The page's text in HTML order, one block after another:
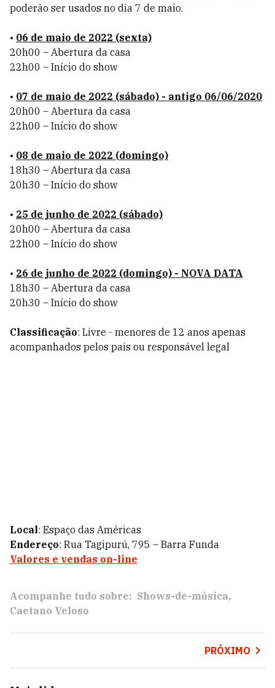
poderão ser usados no dia 7 de maio.
• 06 de maio de 2022 (sexta)
20h00 – Abertura da casa
22h00 – Início do show
• 07 de maio de 2022 (sábado) - antigo 06/06/2020
20h00 – Abertura da casa
22h00 – Início do show
• 08 de maio de 2022 (domingo)
18h30 – Abertura da casa
20h30 – Início do show
• 25 de junho de 2022 (sábado)
20h00 – Abertura da casa
22h00 – Início do show
• 26 de junho de 2022 (domingo) - NOVA DATA
18h30 – Abertura da casa
20h30 – Início do show
Classificação: Livre - menores de 12 anos apenas
acompanhados pelos pais ou responsável legal
Local: Espaço das Américas
Endereço: Rua Tagipurú, 795 – Barra Funda
Valores e vendas on-line
Acompanhe tudo sobre: Shows-de-música
Caetano Veloso
PRÓXIMO